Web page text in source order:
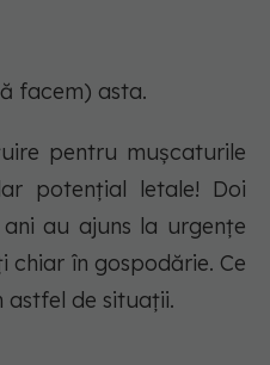
facem) asta.
pentru mușcaturile
potențial letale! Doi
au ajuns la urgențe
în gospodărie. Ce
de situații.